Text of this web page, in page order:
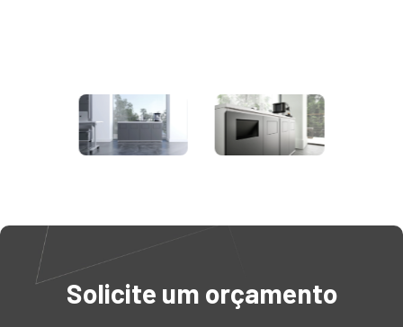
Solicite um orçamento